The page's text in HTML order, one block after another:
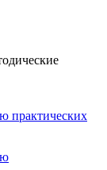
практических